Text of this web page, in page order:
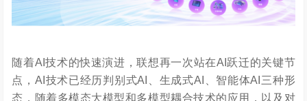
随着AI技术的快速演进，联想再一次站在AI跃迁的关键节
点，AI技术已经历判别式AI、生成式AI、智能体AI三种形
态，随着多模态大模型和多模型耦合技术的应用，以及对